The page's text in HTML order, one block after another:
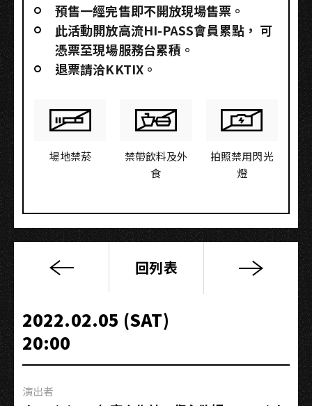
預售一經完售即不開放現場售票。
此活動開放高流HI-PASS會員累點，​ 可
憑票至現場服務台累積。
退票請洽KKTIX。
場地禁菸
禁帶飲料及外
食
拍照禁用閃光
燈
台
燈
會
高
流
回列表
2022.02.05 (SAT)
20:00
演出者